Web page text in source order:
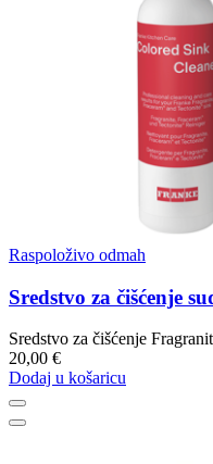
Raspoloživo odmah
Sredstvo za čišćenje
Sredstvo za čišćenje
20,00 €
Dodaj u košaricu